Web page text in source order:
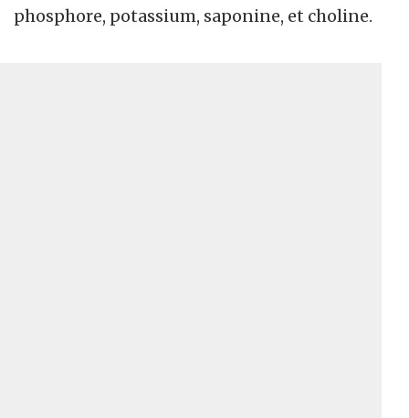
phosphore, potassium, saponine, et choline.